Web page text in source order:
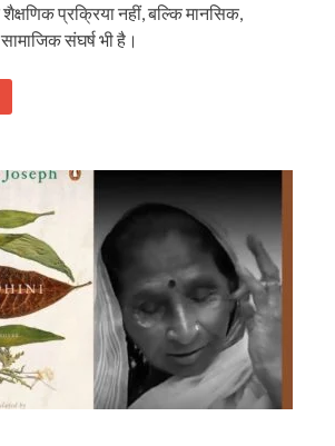
शैक्षणिक प्रक्रिया नहीं, बल्कि मानसिक,
संघर्ष भी है।